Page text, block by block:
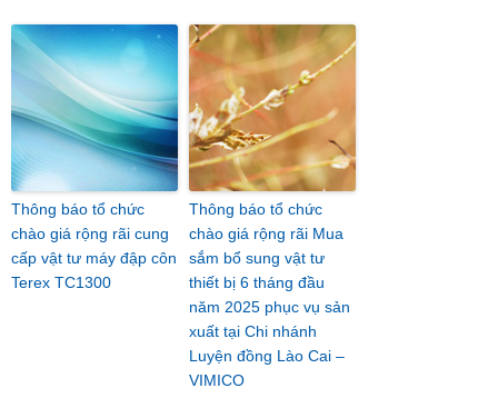
Thông báo tổ chức
chào giá rộng rãi cung
cấp vật tư máy đập côn
Terex TC1300
Thông báo tổ chức
chào giá rộng rãi Mua
sắm bổ sung vật tư
thiết bị 6 tháng đầu
năm 2025 phục vụ sản
xuất tại Chi nhánh
Luyện đồng Lào Cai –
VIMICO